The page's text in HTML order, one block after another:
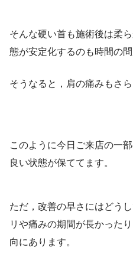
そんな硬い首も施術後は柔
態が安定化するのも時間の問
そうなると，肩の痛みもさ
このように今日ご来店の一
良い状態が保ててます。
ただ，改善の早さにはどう
リや痛みの期間が長かった
向にあります。